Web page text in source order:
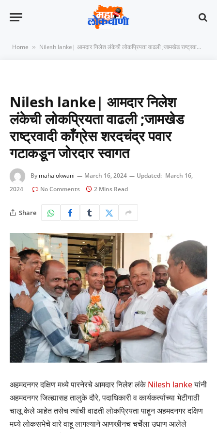
Home » Nilesh lanke| आमदार निलेश लंकेची लोकप्रियता वाढली ;जामखेड राष्ट्रवादी काँग्रेस शरदचंद्र पवार गटाकडून जोरदार स्वागत
Nilesh lanke| आमदार निलेश
लंकेची लोकप्रियता वाढली ;जामखेड
राष्ट्रवादी काँग्रेस शरदचंद्र पवार
गटाकडून जोरदार स्वागत
By mahalokwani March 16, 2024 Updated: March 16,
2024
No Comments 2 Mins Read
Share
अहमदनगर दक्षिण मध्ये पारनेरचे आमदार निलेश लंकेNilesh lankeयांनी
अहमदनगर जिल्ह्यासह तालुके दौरे, पदाधिकारी व कार्यकर्त्यांच्या भेटीगाठी
चालू केले आहेत तसेच त्यांची वाढती लोकप्रियता पाहून अहमदनगर दक्षिण
मध्ये लोकसभेचे वारे वाहू लागल्याने आणखीनच चर्चेला उधाण आलेले